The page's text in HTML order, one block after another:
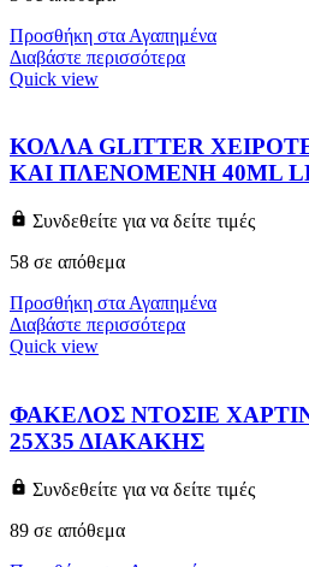
Προσθήκη στα Αγαπημένα
Διαβάστε περισσότερα
Quick view
ΚΟΛΛΑ GLITTER
ΚΑΙ ΠΛΕΝΟΜΕΝΗ 40ML
Συνδεθείτε για να δείτε τιμές
58 σε απόθεμα
Προσθήκη στα Αγαπημένα
Διαβάστε περισσότερα
Quick view
ΦΑΚΕΛΟΣ ΝΤΟΣΙΕ
25Χ35 ΔΙΑΚΑΚΗΣ
Συνδεθείτε για να δείτε τιμές
89 σε απόθεμα